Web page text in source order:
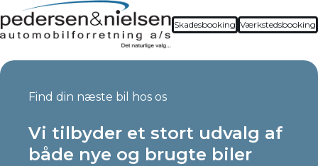
Skadesbooking Værkstedsbooking
Find din næste bil hos os
Vi tilbyder et stort udvalg af
både nye og brugte biler